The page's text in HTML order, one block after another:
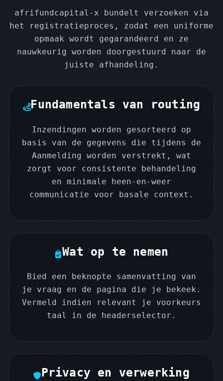
afrifundcapital-x bundelt verzoeken via
het registratieproces, zodat een uniforme
opmaak wordt gegarandeerd en ze
nauwkeurig worden doorgestuurd naar de
juiste afhandeling.
Fundamentals van routing
Inzendingen worden gesorteerd op
basis van de gegevens die tijdens de
Aanmelding worden verstrekt, wat
zorgt voor consistente behandeling
en minimale heen-en-weer
communicatie voor basale context.
Wat op te nemen
Bied een beknopte samenvatting van
je vraag en de pagina die je bekeek.
Vermeld indien relevant je voorkeurs
taal in de headerselector.
Privacy en verwerking